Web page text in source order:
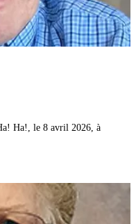
Ha!, le 8 avril 2026, à